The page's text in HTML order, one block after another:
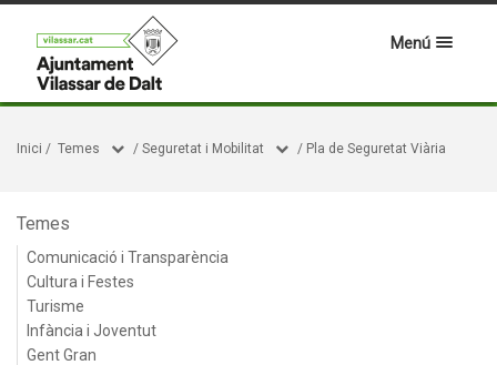
Menú
Inici / Temes / Seguretat i Mobilitat / Pla de Seguretat Viària
Temes
Comunicació i Transparència
Cultura i Festes
Turisme
Infància i Joventut
Gent Gran